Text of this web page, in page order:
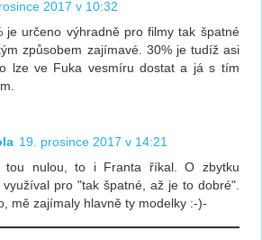
2017 v 10:32
je určeno výhradně pro filmy tak špatné
způsobem zajímavé. 30% je tudíž asi
lze ve Fuka vesmíru dostat a já s tím
19. prosince 2017 v 14:21
tou nulou, to i Franta říkal. O zbytku
pro "tak špatné, až je to dobré".
mě zajímaly hlavně ty modelky :-)-